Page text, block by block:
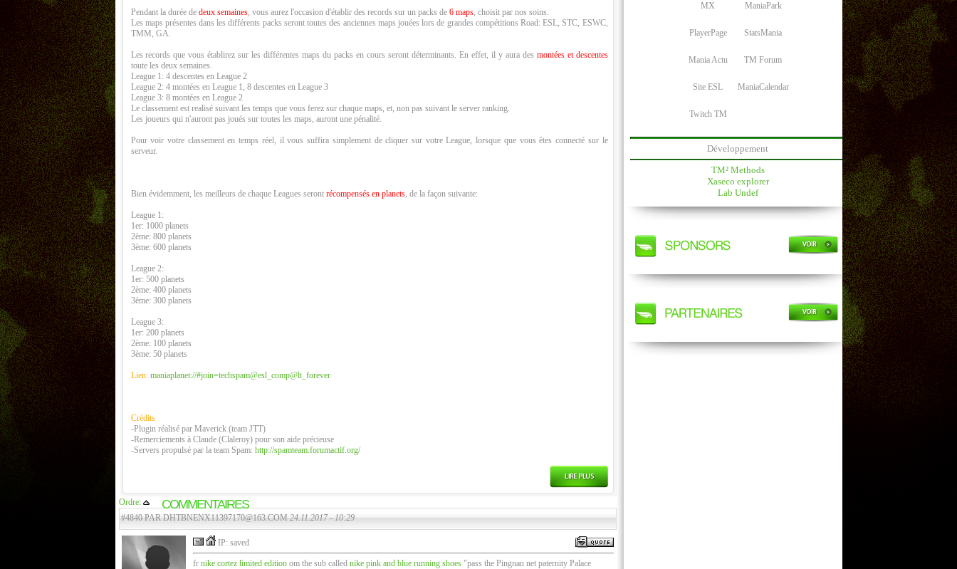
Pendant la durée de deux semaines, vous aurez l'occasion d'établir des records sur un packs de 6 maps, choisit par nos soins.
Les maps présentes dans les différents packs seront toutes des anciennes maps jouées lors de grandes compétitions Road: ESL, STC, ESWC,
TMM, GA.
Les records que vous établirez sur les différentes maps du packs en cours seront déterminants. En effet, il y aura des montées et descentes
toute les deux semaines.
League 1: 4 descentes en League 2
League 2: 4 montées en League 1, 8 descentes en League 3
League 3: 8 montées en League 2
Le classement est realisé suivant les temps que vous ferez sur chaque maps, et, non pas suivant le server ranking.
Les joueurs qui n'auront pas joués sur toutes les maps, auront une pénalité.
Pour voir votre classement en temps réel, il vous suffira simplement de cliquer sur votre League, lorsque que vous êtes connecté sur le
serveur.
Bien évidemment, les meilleurs de chaque Leagues seront récompensés en planets, de la façon suivante:
League 1:
1er: 1000 planets
2ème: 800 planets
3ème: 600 planets
League 2:
1er: 500 planets
2ème: 400 planets
3ème: 300 planets
League 3:
1er: 200 planets
2ème: 100 planets
3ème: 50 planets
Lien: maniaplanet://#join=techspam@esl_comp@lt_forever
Crédits
-Plugin réalisé par Maverick (team JTT)
-Remerciements à Claude (Claleroy) pour son aide précieuse
-Servers propulsé par la team Spam: http://spamteam.forumactif.org/
COMMENTAIRES
Ordre:
#4840 PAR DHTBNENX11397170@163.COM24.11.2017 - 10:29
IP: saved
fr nike cortez limited editionom the sub called nike pink and blue running shoes"pass the Pingnan net paternity Palace
MX ManiaPark
PlayerPage StatsMania
Mania Actu TM Forum
Site ESL ManiaCalendar
Twitch TM
Développement
TM² Methods
Xaseco explorer
Lab Undef